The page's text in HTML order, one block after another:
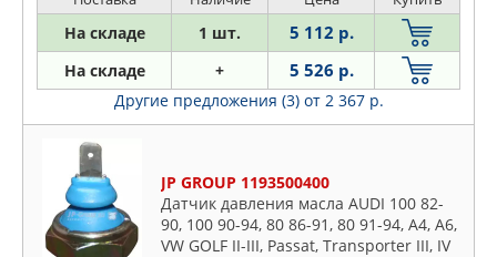
На складе 1 шт. 5 112 р.
На складе + 5 526 р.
Другие предложения (3) от 2 367 р.
JP GROUP 1193500400
Датчик давления масла AUDI 100 82-
90, 100 90-94, 80 86-91, 80 91-94, A4, A6,
VW GOLF II-III, Passat, Transporter III, IV